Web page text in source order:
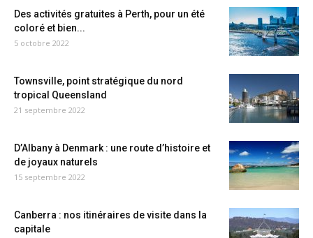
Des activités gratuites à Perth, pour un été
coloré et bien...
5 octobre 2022
Townsville, point stratégique du nord
tropical Queensland
21 septembre 2022
D’Albany à Denmark : une route d’histoire et
de joyaux naturels
15 septembre 2022
Canberra : nos itinéraires de visite dans la
capitale